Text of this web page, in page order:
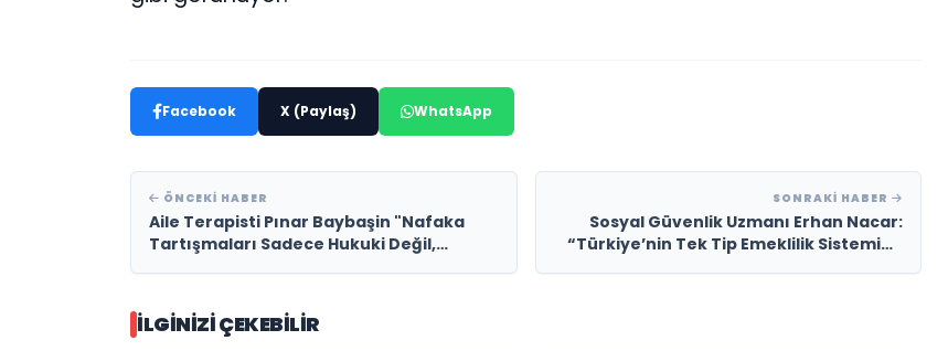
Facebook X (Paylaş) WhatsApp
ÖNCEKI HABER
Aile Terapisti Pınar Baybaşin "Nafaka
Tartışmaları Sadece Hukuki Değil,
SONRAKI HABER
Sosyal Güvenlik Uzmanı Erhan Nacar:
“Türkiye’nin Tek Tip Emeklilik Sistemine
İLGINIZI ÇEKEBILIR